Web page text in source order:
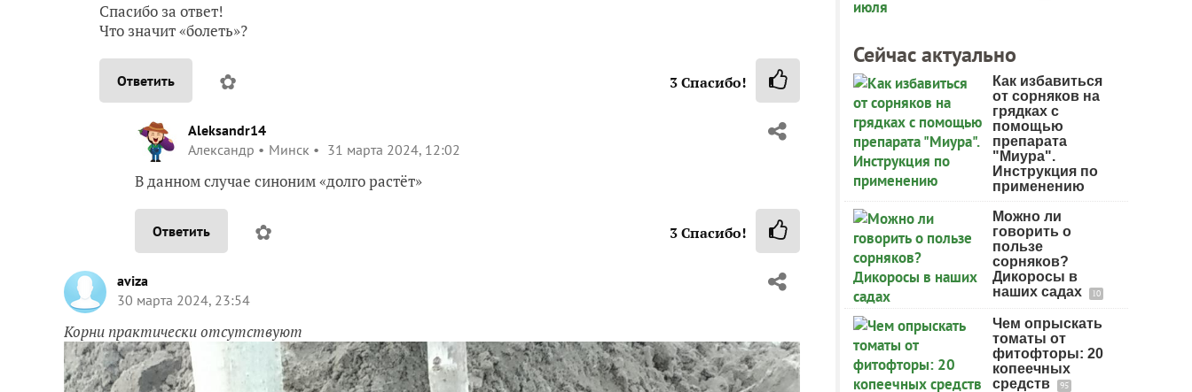
Спасибо за ответ!
Что значит «болеть»?
Ответить ✿ 3Спасибо!
Aleksandr14
Александр
Минск 31 марта 2024, 12:02
В данном случае синоним «долго растёт»
Ответить ✿ 3Спасибо!
aviza
30 марта 2024, 23:54
Корни практически отсутствуют
Сейчас актуально
Как избавиться
от сорняков на
грядках с
помощью
препарата
"Миура".
Инструкция по
применению
Можно ли
говорить о
пользе
сорняков?
Дикоросы в
наших садах
10
Чем опрыскать
томаты от
фитофторы: 20
копеечных
средств
95